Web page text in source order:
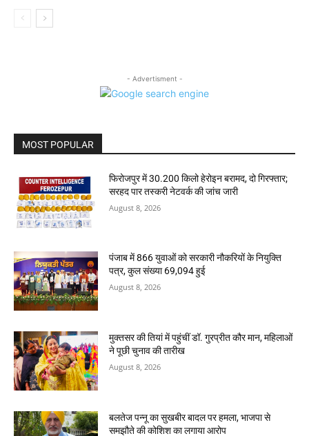
- Advertisment -
MOST POPULAR
फिरोजपुर में 30.200 किलो हेरोइन बरामद, दो गिरफ्तार;
सरहद पार तस्करी नेटवर्क की जांच जारी
August 8, 2026
पंजाब में 866 युवाओं को सरकारी नौकरियों के नियुक्ति
पत्र, कुल संख्या 69,094 हुई
August 8, 2026
मुक्तसर की तियां में पहुंचीं डॉ. गुरप्रीत कौर मान, महिलाओं
ने पूछी चुनाव की तारीख
August 8, 2026
बलतेज पन्नू का सुखबीर बादल पर हमला, भाजपा से
समझौते की कोशिश का लगाया आरोप